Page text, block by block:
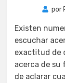
por
Existen
escuchar
exactitud de
acerca de su
de aclarar